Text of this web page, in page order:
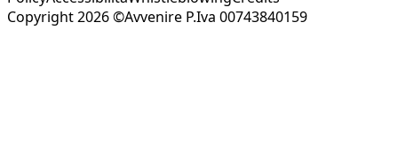
Copyright 2026 ©Avvenire P.Iva 00743840159